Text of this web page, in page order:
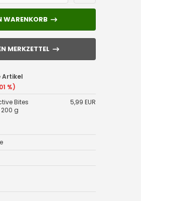
WARENKORB
WARENKORB
MERKZETTEL
MERKZETTEL
Artikel
%)
Bites
g
5,99 EUR